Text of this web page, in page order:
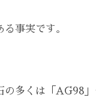
事実です。
の多くは「AG98